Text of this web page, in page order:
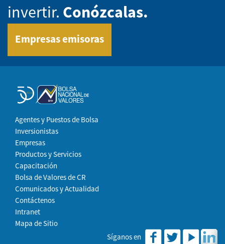
invertir. Conózcalas.
Empresas emisoras
Agentes y Puestos de Bolsa
Inversionistas
Empresas
Productos y Servicios
Capacitación
Bolsa de Valores de CR
Comunicados y Actualidad
Contáctenos
Intranet
Mapa de Sitio
Síganos en